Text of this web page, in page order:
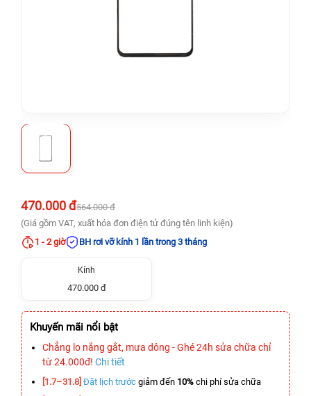
470.000 đ564.000 đ
(Giá gồm VAT, xuất hóa đơn điện tử đúng tên linh kiện)
1 - 2 giờ
BH rơi vỡ kính 1 lần trong 3 tháng
Kính
470.000 đ
Khuyến mãi nổi bật
Chẳng lo nắng gắt, mưa dông - Ghé 24h sửa chữa chỉ
từ 24.000đ! Chi tiết
[1.7–31.8] Đặt lịch trước giảm đến 10% chi phí sửa chữa